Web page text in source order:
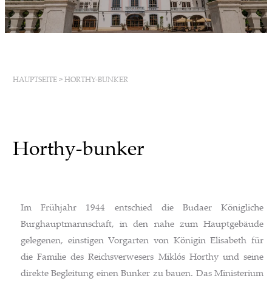
HAUPTSEITE > HORTHY-BUNKER
Horthy-bunker
Im Frühjahr 1944 entschied die Budaer Königliche
Burghauptmannschaft, in den nahe zum Hauptgebäude
gelegenen, einstigen Vorgarten von Königin Elisabeth für
die Familie des Reichsverwesers Miklós Horthy und seine
direkte Begleitung einen Bunker zu bauen. Das Ministerium